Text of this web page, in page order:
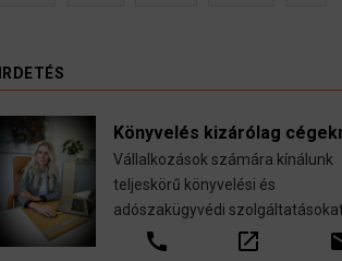
Könyvelés kizárólag
Vállalkozások számára kínálunk
teljeskörű könyvelési és
adószakügyvédi
call open_in_new